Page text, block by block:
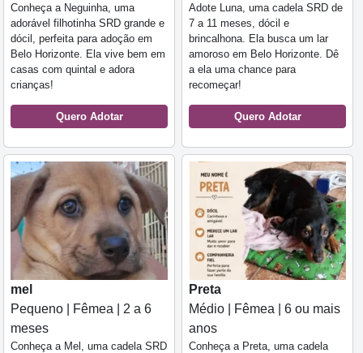
Conheça a Neguinha, uma
adorável filhotinha SRD grande e
dócil, perfeita para adoção em
Belo Horizonte. Ela vive bem em
casas com quintal e adora
crianças!
Quero Adotar
Adote Luna, uma cadela SRD de
7 a 11 meses, dócil e
brincalhona. Ela busca um lar
amoroso em Belo Horizonte. Dê
a ela uma chance para
recomeçar!
Quero Adotar
mel
Pequeno | Fêmea | 2 a 6
meses
Conheça a Mel, uma cadela SRD
Preta
Médio | Fêmea | 6 ou mais
anos
Conheça a Preta, uma cadela